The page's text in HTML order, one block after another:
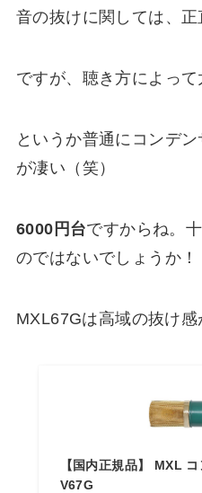
音の抜けに関しては、正
ですが、聴き方によって
というか普通にコンデ
が凄い（笑）
6000円台ですからね。
のではないでしょうか！
MXL67Gは高域の抜け感
【国内正規品】 MXL
V67G